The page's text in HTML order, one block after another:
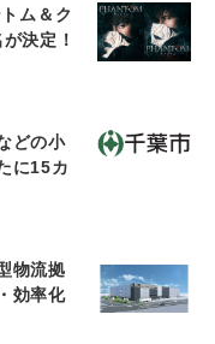
ム＆ク
決定！
どの小
に15カ
物流拠
効率化